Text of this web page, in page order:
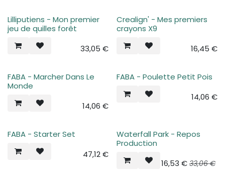
Lilliputiens - Mon premier
jeu de quilles forêt
33,05 €
Crealign' - Mes premiers
crayons X9
16,45 €
FABA - Marcher Dans Le
Monde
14,06 €
FABA - Poulette Petit Pois
14,06 €
FABA - Starter Set
47,12€
Waterfall Park - Repos
Production
16,53 € 33,06€